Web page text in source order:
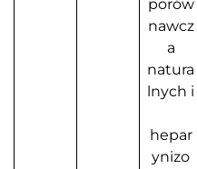
porów
nawcz
a
natura
lnych i
hepar
ynizo